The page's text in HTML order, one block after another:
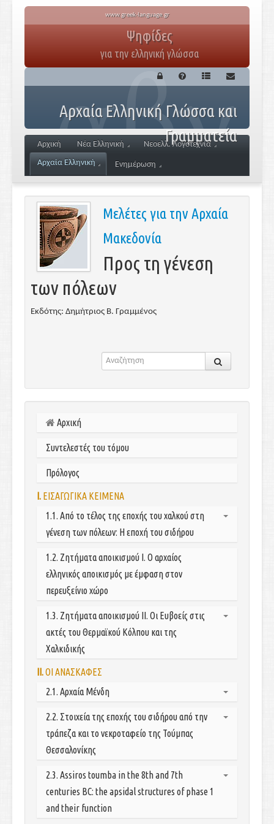
www.greek-language.gr
Ψηφίδες
για την ελληνική γλώσσα
Αρχαία Ελληνική Γλώσσα και
Γραμματεία
Αρχική Νέα Ελληνική
Νεοελλ. Λογοτεχνία
Αρχαία Ελληνική
Ενημέρωση
Μελέτες για την Αρχαία
Μακεδονία
Προς τη γένεση
των πόλεων
Εκδότης: Δημήτριος Β. Γραμμένος
Αρχική
Συντελεστές του τόμου
Πρόλογος
I. ΕΙΣΑΓΩΓΙΚΑ ΚΕΙΜΕΝΑ
1.1. Από το τέλος της εποχής του χαλκού στη
γένεση των πόλεων: Η εποχή του σιδήρου
Γενικά
Οικισμοί
Διατροφή
Μεταλλοτεχνία
Τάφοι
Βιβλιογραφία
1.2. Ζητήματα αποικισμού Ι. Ο αρχαίος
ελληνικός αποικισμός με έμφαση στον
περευξείνιο χώρο
1.3. Ζητήματα αποικισμού ΙΙ. Οι Ευβοείς στις
ακτές του Θερμαϊκού Κόλπου και της
Χαλκιδικής
Πρόλογος
Οι πηγές
πληθυσμό
Ευρήματα από θεωρούμενες ευβοϊκές αποικίες
Ευρήματα που σχετίζονται με ταφικά έθιμα
Μερικές σκέψεις
II.ΟΙ ΑΝΑΣΚΑΦΕΣ
2.1. Αρχαία Μένδη
Εισαγωγή
Οικισμός
Παράλιο Νεκτροταφείο
Βιβλιογραφία
Λήμματα
2.2. Στοιχεία της εποχής του σιδήρου από την
τράπεζα και το νεκροταφείο της Τούμπας
Θεσσαλονίκης
Ανατολικό τμήμα του Θερμαϊκού κόλπου.
Διαδικασίες οργάνωσης του χώρου
Στοιχεία από τις ανασκαφές στα πλατώματα
2.3. Assiros toumba in the 8th and 7th
centuries BC: the apsidal structures of phase 1
and their function